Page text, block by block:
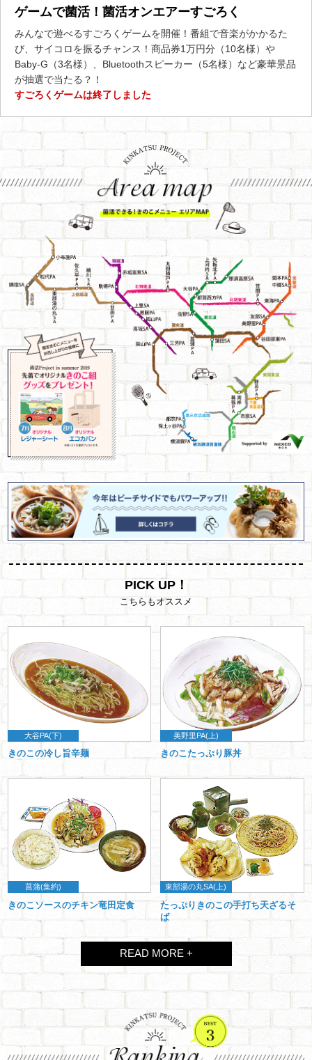
ゲームで菌活！菌活オンエアーすごろく
みんなで遊べるすごろくゲームを開催！番組で音楽がかかるた
び、サイコロを振るチャンス！商品券1万円分（10名様）や
Baby-G（3名様）、Bluetoothスピーカー（5名様）など豪華景品
が抽選で当たる？！
すごろくゲームは終了しました
PICK UP！
こちらもオススメ
大谷PA(下)
きのこの冷し旨辛麺
美野里PA(上)
きのこたっぷり豚丼
菖蒲(集約)
きのこソースのチキン竜田定食
東部湯の丸SA(上)
たっぷりきのこの手打ち天ざるそ
ば
READ MORE +